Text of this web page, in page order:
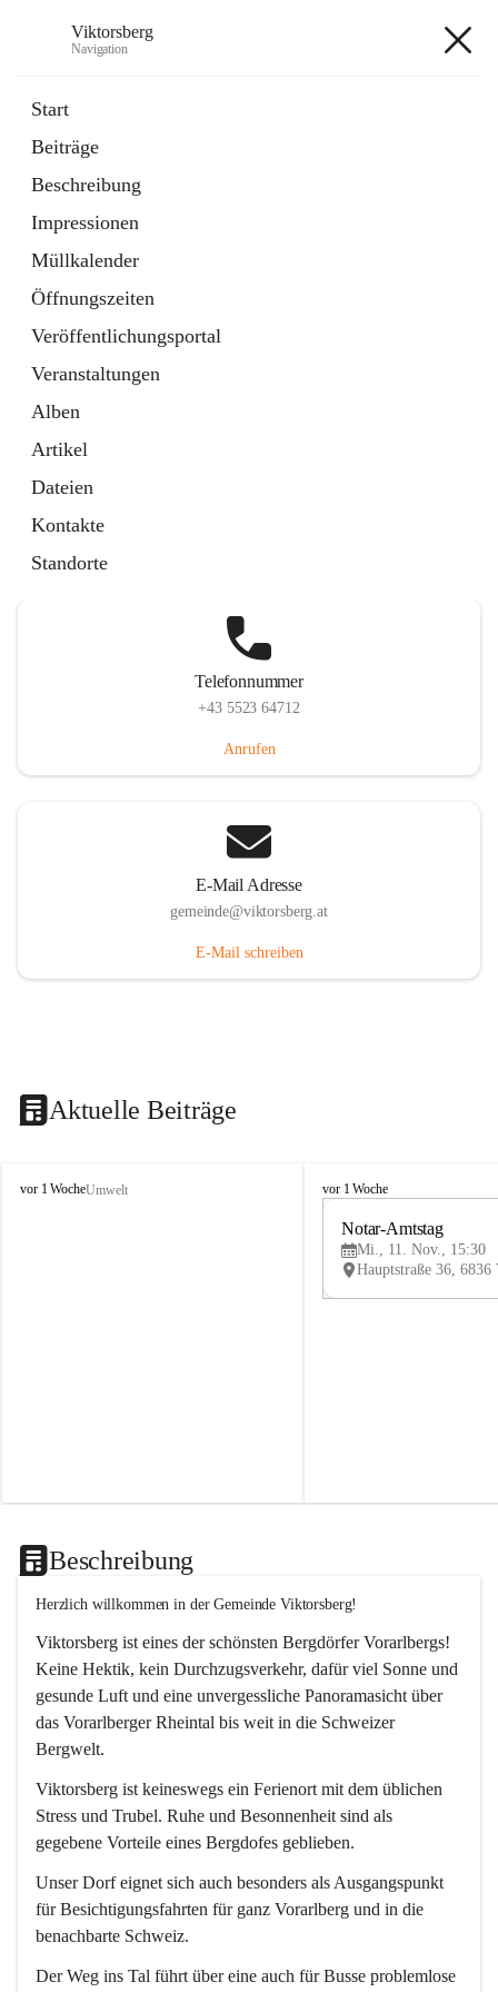
Viktorsberg
Navigation
Start
Beiträge
Beschreibung
Impressionen
Müllkalender
Öffnungszeiten
Veröffentlichungsportal
Veranstaltungen
Alben
Artikel
Dateien
Kontakte
Standorte
1 Schnellzugriff
Bürgerservice
10 Schnellzugriffe
Telefonnummer
+43 5523 64712
Anrufen
E-Mail Adresse
gemeinde@viktorsberg.at
E-Mail schreiben
Aktuelle Beiträge
V
vor 1 WocheUmwelt
V
vor 1 Woche
Notar-Amtstag
Mi., 11. Nov., 15:30
Beschreibung
Herzlich willkommen in der Gemeinde Viktorsberg!
Viktorsberg ist eines der schönsten Bergdörfer Vorarlbergs!
Keine Hektik, kein Durchzugsverkehr, dafür viel Sonne und
gesunde Luft und eine unvergessliche Panoramasicht über
das Vorarlberger Rheintal bis weit in die Schweizer
Bergwelt.
Viktorsberg ist keineswegs ein Ferienort mit dem üblichen
Stress und Trubel. Ruhe und Besonnenheit sind als
gegebene Vorteile eines Bergdofes geblieben.
Unser Dorf eignet sich auch besonders als Ausgangspunkt
für Besichtigungsfahrten für ganz Vorarlberg und in die
benachbarte Schweiz.
Der Weg ins Tal führt über eine auch für Busse problemlose